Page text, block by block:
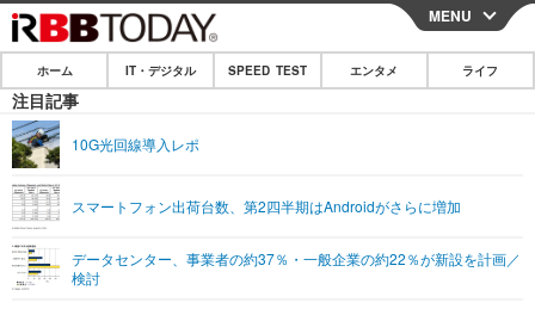
CLOSE
ホーム
IT・デジタル
ショッピング その他
SPEED TEST
エンタメ
エンタメTOP
ライフ
MENU
ホーム IT・デジタル SPEED TEST エンタメ ライフ
注目記事
10G光回線導入レポ
スマートフォン出荷台数、第2四半期はAndroidがさらに増加
データセンター、事業者の約37％・一般企業の約22％が新設を計画／
検討